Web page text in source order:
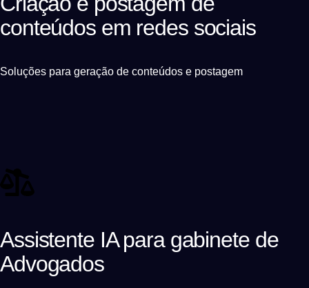
conteúdos em redes sociais
Soluções para geração de conteúdos e postagem
Assistente IA para gabinete de
Advogados